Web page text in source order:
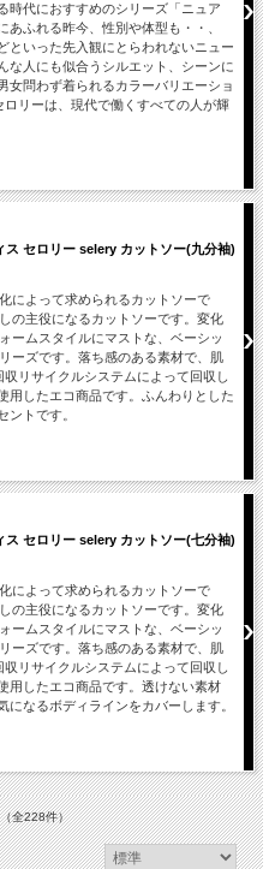
時代におすすめのシリーズ「ニュア
ふれる昨今、性別や体型も・・、
といった先入観にとらわれないニュー
な人にも似合うシルエット、シーンに
女問わず着られるカラーバリエーショ
リーは、現代で働くすべての人が輝
ス セロリー selery カットソー(九分袖)
によって求められるカットソーで
の主役になるカットソーです。変化
ームスタイルにマストな、ベーシッ
ーズです。落ち感のある素材で、肌
リサイクルシステムによって回収し
用したエコ商品です。ふんわりとした
ントです。
ス セロリー selery カットソー(七分袖)
によって求められるカットソーで
の主役になるカットソーです。変化
ームスタイルにマストな、ベーシッ
ーズです。落ち感のある素材で、肌
リサイクルシステムによって回収し
用したエコ商品です。透けない素材
なるボディラインをカバーします。
（全228件）